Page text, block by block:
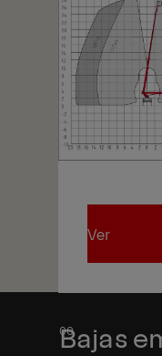
Ver
Ver
Bajas